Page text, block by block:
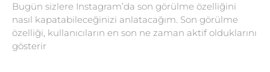
Bugün sizlere Instagram’da son görülme özelliğini
nasıl kapatabileceğinizi anlatacağım. Son görülme
özelliği, kullanıcıların en son ne zaman aktif olduklarını
gösterir